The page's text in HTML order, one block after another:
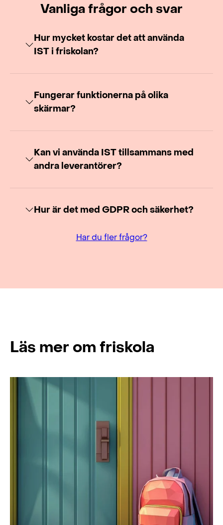
Vanliga frågor och svar
Hur mycket kostar det att använda
IST i friskolan?
Fungerar funktionerna på olika
skärmar?
Kan vi använda IST tillsammans med
andra leverantörer?
Hur är det med GDPR och säkerhet?
Har du fler frågor?
Läs mer om friskola